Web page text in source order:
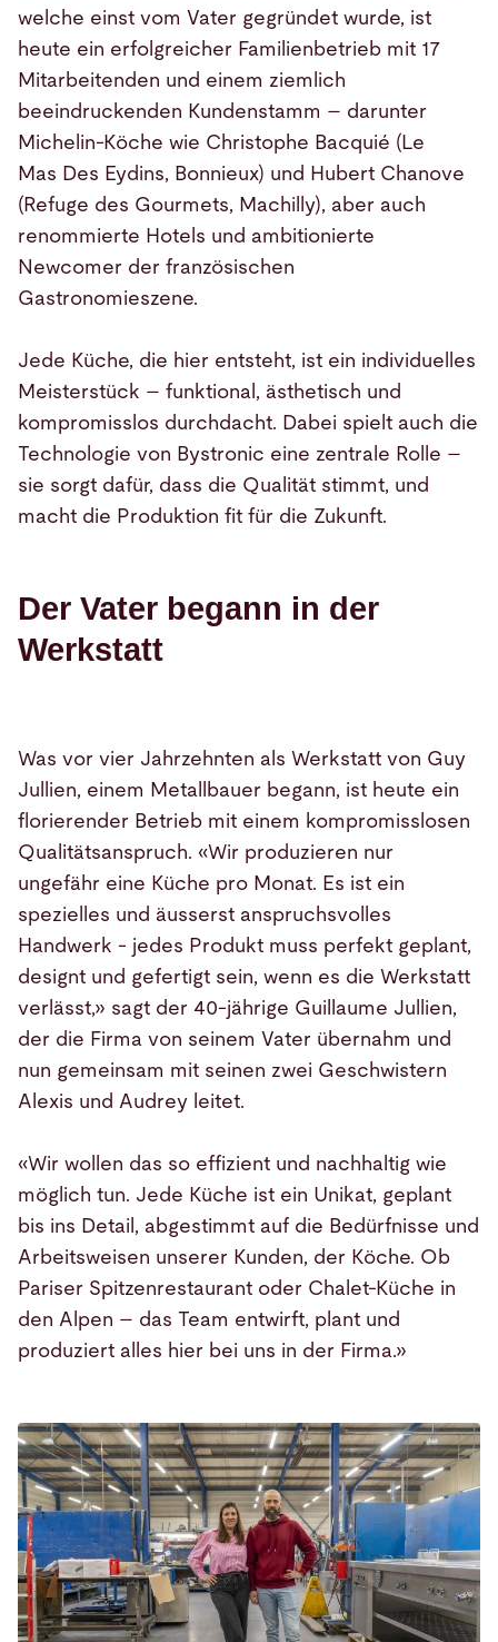
welche einst vom Vater gegründet wurde, ist
heute ein erfolgreicher Familienbetrieb mit 17
Mitarbeitenden und einem ziemlich
beeindruckenden Kundenstamm – darunter
Michelin-Köche wie Christophe Bacquié (Le
Mas Des Eydins, Bonnieux) und Hubert Chanove
(Refuge des Gourmets, Machilly), aber auch
renommierte Hotels und ambitionierte
Newcomer der französischen
Gastronomieszene.
Jede Küche, die hier entsteht, ist ein individuelles
Meisterstück – funktional, ästhetisch und
kompromisslos durchdacht. Dabei spielt auch die
Technologie von Bystronic eine zentrale Rolle –
sie sorgt dafür, dass die Qualität stimmt, und
macht die Produktion fit für die Zukunft.
Der Vater begann in der
Werkstatt
Was vor vier Jahrzehnten als Werkstatt von Guy
Jullien, einem Metallbauer begann, ist heute ein
florierender Betrieb mit einem kompromisslosen
Qualitätsanspruch. «Wir produzieren nur
ungefähr eine Küche pro Monat. Es ist ein
spezielles und äusserst anspruchsvolles
Handwerk - jedes Produkt muss perfekt geplant,
designt und gefertigt sein, wenn es die Werkstatt
verlässt,» sagt der 40-jährige Guillaume Jullien,
der die Firma von seinem Vater übernahm und
nun gemeinsam mit seinen zwei Geschwistern
Alexis und Audrey leitet.
«Wir wollen das so effizient und nachhaltig wie
möglich tun. Jede Küche ist ein Unikat, geplant
bis ins Detail, abgestimmt auf die Bedürfnisse und
Arbeitsweisen unserer Kunden, der Köche. Ob
Pariser Spitzenrestaurant oder Chalet-Küche in
den Alpen – das Team entwirft, plant und
produziert alles hier bei uns in der Firma.»